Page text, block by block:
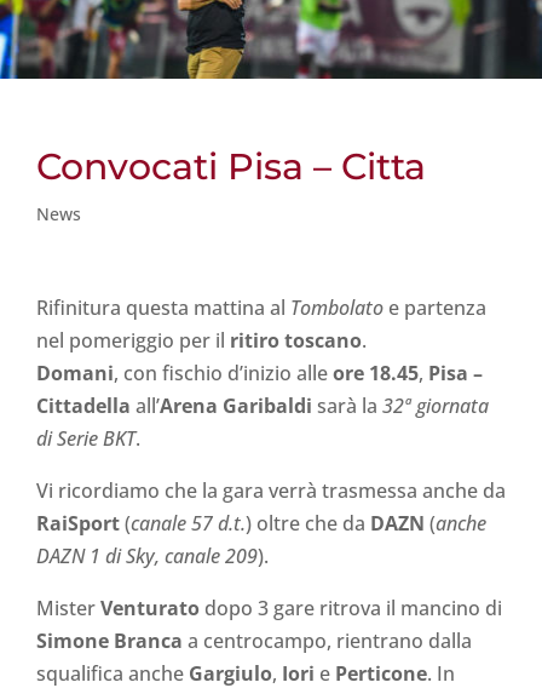
Convocati Pisa – Citta
News
Rifinitura questa mattina al Tombolato e partenza
nel pomeriggio per il ritiro toscano.
Domani, con fischio d’inizio alleore 18.45, Pisa –
Cittadella all’Arena Garibaldi sarà la 32ª giornata
di Serie BKT.
Vi ricordiamo che la gara verrà trasmessa anche da
RaiSport(canale 57 d.t.) oltre che da DAZN (anche
DAZN 1 di Sky, canale 209).
MisterVenturato dopo 3 gare ritrova il mancino di
Simone Branca a centrocampo, rientrano dalla
squalifica anche Gargiulo, Iori e Perticone. In